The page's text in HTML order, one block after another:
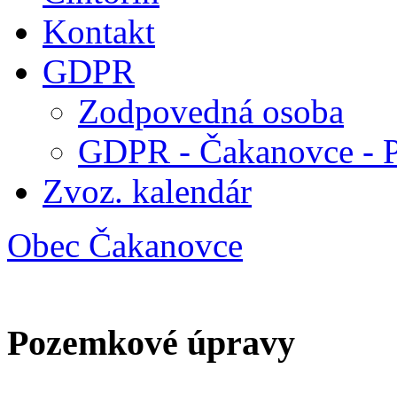
Kontakt
GDPR
Zodpovedná osoba
GDPR - Čakanovce -
Zvoz. kalendár
Obec Čakanovce
Pozemkové úpravy